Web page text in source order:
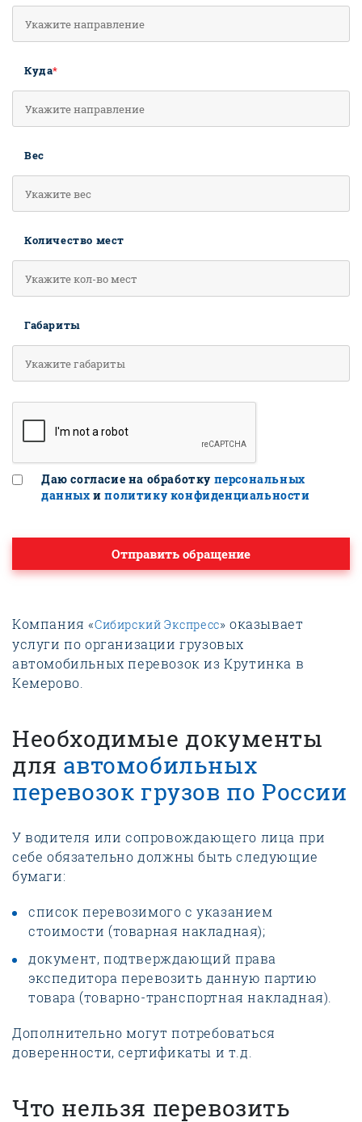
Куда*
Вес
Количество мест
Габариты
Даю согласие на обработку персональных
данных иполитику конфиденциальности
Отправить обращение
Компания «Сибирский Экспресс» оказывает
услуги по организации грузовых
автомобильных перевозок из Крутинка в
Кемерово.
Необходимые документы
для автомобильных
перевозок грузов по России
У водителя или сопровождающего лица при
себе обязательно должны быть следующие
бумаги:
список перевозимого с указанием
стоимости (товарная накладная);
документ, подтверждающий права
экспедитора перевозить данную партию
товара (товарно-транспортная накладная).
Дополнительно могут потребоваться
доверенности, сертификаты и т.д.
Что нельзя перевозить